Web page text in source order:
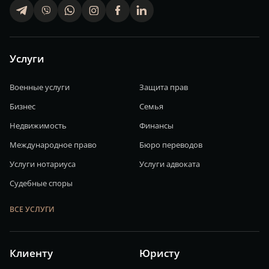
telegram viber whatsapp finstagram facebook linkedin
Услуги
Военные услуги
Защита прав
Бизнес
Семья
Недвижимость
Финансы
Международное право
Бюро переводов
Услуги нотариуса
Услуги адвоката
Судебные споры
ВСЕ УСЛУГИ
Клиенту Юристу